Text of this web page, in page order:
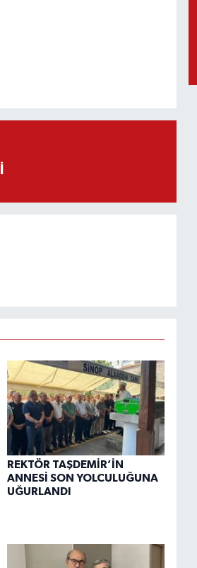
REKTÖR TAŞDEMİR’İN
ANNESİ SON YOLCULUĞUNA
UĞURLANDI